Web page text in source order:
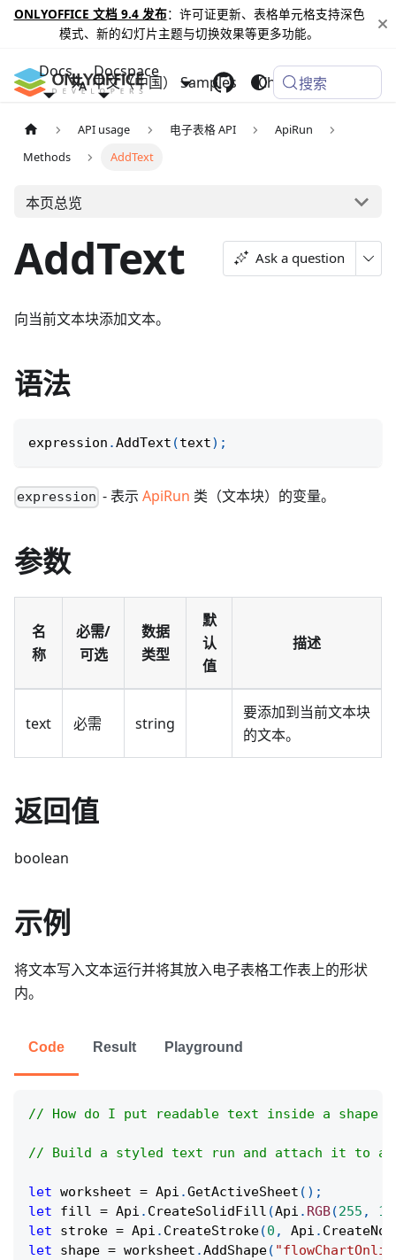
ONLYOFFICE 文档 9.4 发布：许可证更新、表格单元格支持深色
模式、新的幻灯片主题与切换效果等更多功能。
Docs Docspace
Samples Changelog
中文（中国） 搜索
API usage 电子表格 API
ApiRun
Methods
AddText
本页总览
AddText Ask a question
向当前文本块添加文本。
语法
expression .AddText (text) ;
expression - 表示ApiRun 类（文本块）的变量。
参数
名
称
必需/
可选
数据
类型
默
认
值
描述
text 必需 string
要添加到当前文本块
的文本。
返回值
boolean
示例
将文本写入文本运行并将其放入电子表格工作表上的形状
内。
Code Result Playground
// How do I put readable text inside a shape
// Build a styled text run and attach it to a
let worksheet = Api .GetActiveSheet ( ) ;
let fill = Api . CreateSolidFill (Api . RGB(255 ,
let stroke = Api . CreateStroke(0 , Api .
let shape = worksheet .AddShape(